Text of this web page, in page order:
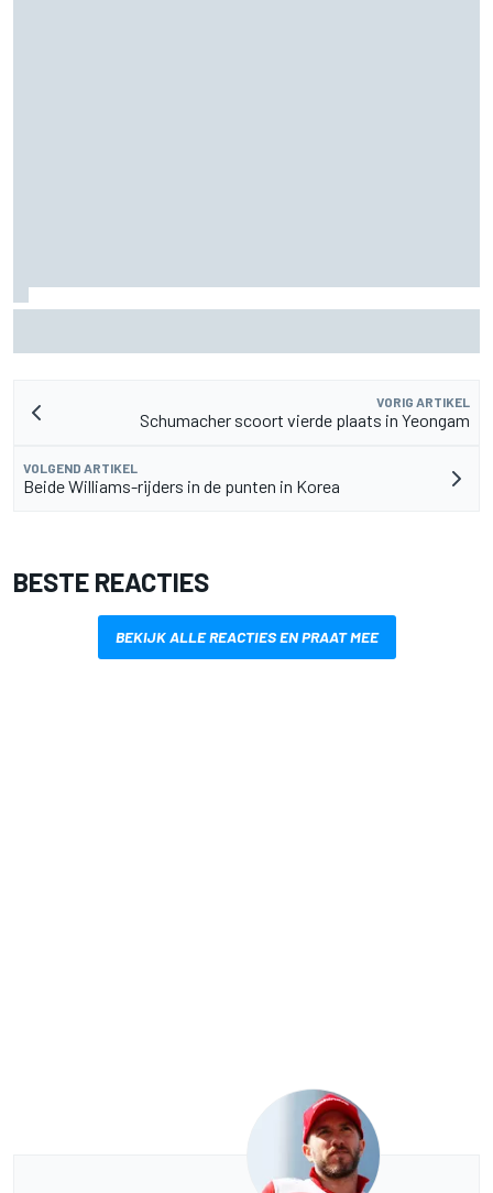
VORIG ARTIKEL
Schumacher scoort vierde plaats in Yeongam
VOLGEND ARTIKEL
Beide Williams-rijders in de punten in Korea
BESTE REACTIES
BEKIJK ALLE REACTIES EN PRAAT MEE